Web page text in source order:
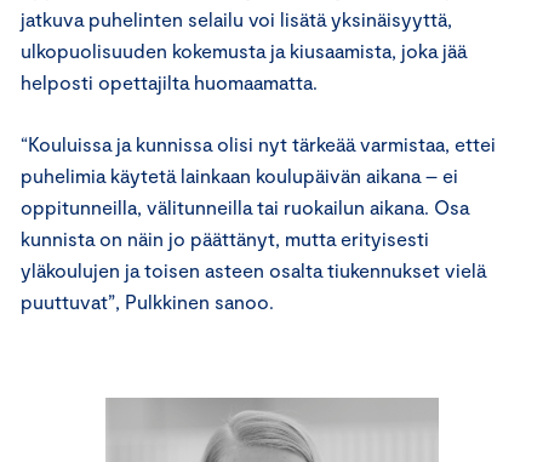
jatkuva puhelinten selailu voi lisätä yksinäisyyttä,
ulkopuolisuuden kokemusta ja kiusaamista, joka jää
helposti opettajilta huomaamatta.
“Kouluissa ja kunnissa olisi nyt tärkeää varmistaa, ettei
puhelimia käytetä lainkaan koulupäivän aikana – ei
oppitunneilla, välitunneilla tai ruokailun aikana. Osa
kunnista on näin jo päättänyt, mutta erityisesti
yläkoulujen ja toisen asteen osalta tiukennukset vielä
puuttuvat”, Pulkkinen sanoo.